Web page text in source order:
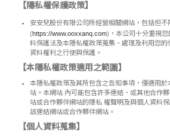
【隱私權保護政策】
安安兒股份有限公司所經營相關網站，包括但不
(https://www.ooxxanq.com)，本公司十分重視
料保護法及本隱私權政策蒐集、處理及利用您的
資料權利之行使與保護。
【本隱私權政策適用之範圍】
本隱私權政策及其所包含之告知事項，僅適用於
站。本網站 內可能包含許多連結、或其他合作
站或合作夥伴網站的隱私 權聲明及與個人資料
該連結網站或合作夥伴網站。
【個人資料蒐集】